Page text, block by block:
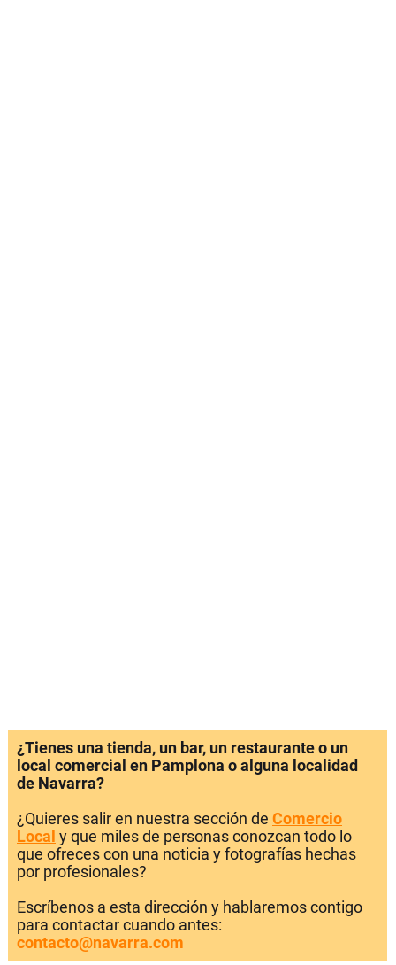
¿Tienes una tienda, un bar, un restaurante o un
local comercial en Pamplona o alguna localidad
de Navarra?
¿Quieres salir en nuestra sección de Comercio
Local y que miles de personas conozcan todo lo
que ofreces con una noticia y fotografías hechas
por profesionales?
Escríbenos a esta dirección y hablaremos contigo
para contactar cuando antes:
contacto@navarra.com